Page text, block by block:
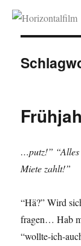
…putz!” “Alles
Miete zahlt!”
“Hä?” Wird
fragen… Hab
“wollte-ich-